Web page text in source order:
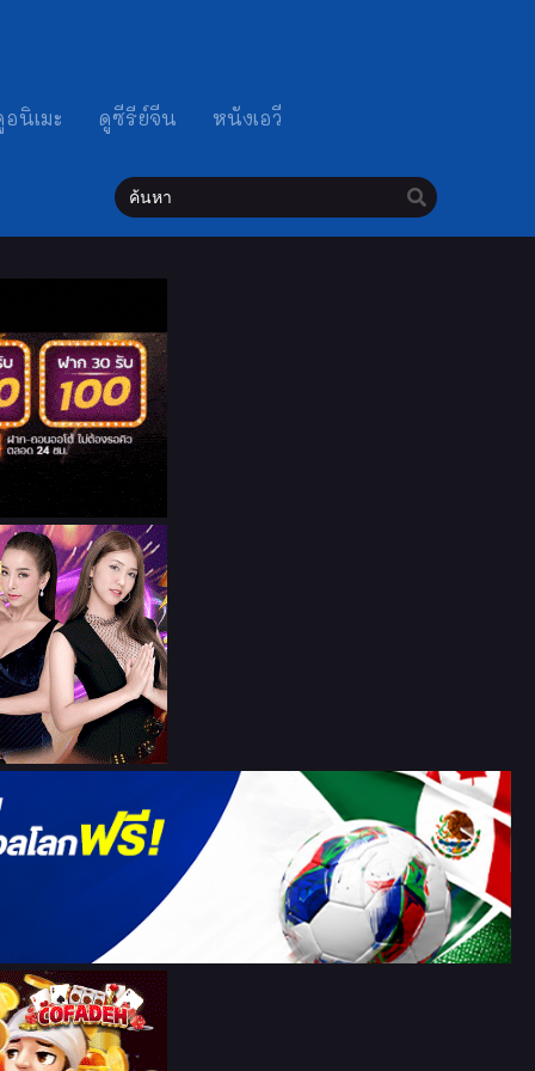
นิเมะ ดูซีรีย์จีน หนังเอวี